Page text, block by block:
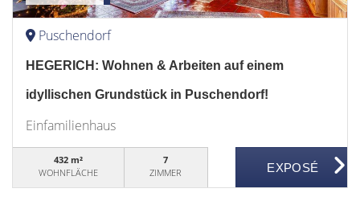
Puschendorf
HEGERICH: Wohnen & Arbeiten auf einem
idyllischen Grundstück in Puschendorf!
Einfamilienhaus
432 m²
WOHNFLÄCHE
7
ZIMMER